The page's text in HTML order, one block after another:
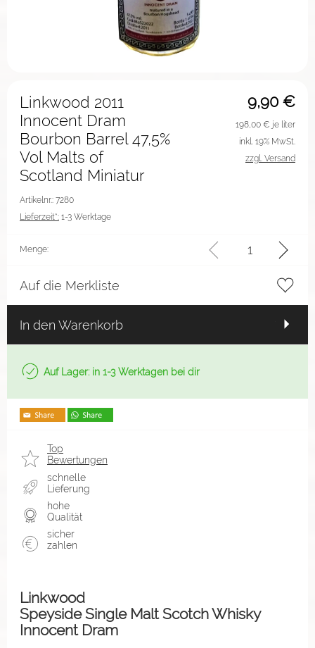
9,90 €
Linkwood 2011
Innocent Dram
Bourbon Barrel 47,5%
Vol Malts of
Scotland Miniatur
Artikelnr.: 7280
Lieferzeit*: 1-3 Werktage
198,00 € je liter
inkl. 19% MwSt.
zzgl. Versand
Menge:
Auf die Merkliste
In den Warenkorb
Auf Lager: in 1-3 Werktagen bei dir
Top
Bewertungen
schnelle
Lieferung
hohe
Qualität
sicher
zahlen
Linkwood
Speyside Single Malt Scotch Whisky
Innocent Dram